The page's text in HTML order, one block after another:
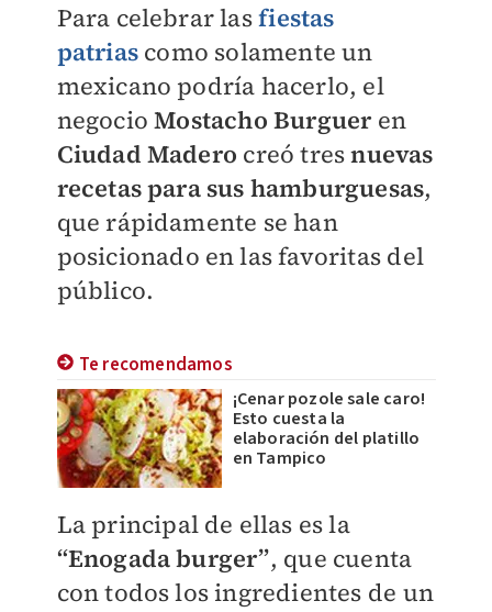
Para celebrar lasfiestas
patrias como solamente un
mexicano podría hacerlo, el
negocioMostacho Burgueren
Ciudad Madero creó tresnuevas
recetas para sus hamburguesas,
que rápidamente se han
posicionado en las favoritas del
público.
Te recomendamos
¡Cenar pozole sale caro!
Esto cuesta la
elaboración del platillo
en Tampico
La principal de ellas es la
“Enogada burger”, que cuenta
con todos los ingredientes de un